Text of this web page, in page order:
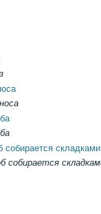
собирается складками
собирается